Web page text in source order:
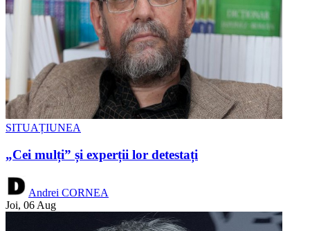
SITUAȚIUNEA
„Cei mulți” și experții lor detestați
Andrei CORNEA
Joi, 06 Aug